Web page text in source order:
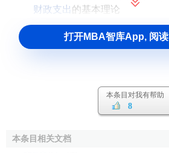
财政支出 的基本理论
打开MBA智库App, 阅
本条目对我有帮助
8
本条目相关文档